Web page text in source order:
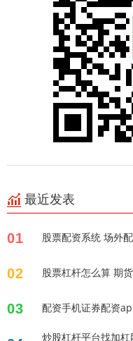
最近发表
01 股票配资系统 场外
02 股票杠杆怎么算 期
03 配资手机证券配资
炒股杠杆平台找加